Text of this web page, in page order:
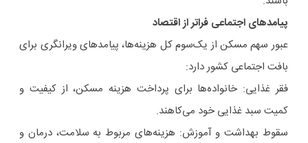
پیامدهای اجتماعی فراتر از اقتصاد
عبور سهم مسکن از یک‌سوم کل هزینه‌ها، پیامدهای ویرانگری برای
بافت اجتماعی کشور دارد:
فقر غذایی: خانواده‌ها برای پرداخت هزینه مسکن، از کیفیت و
کمیت سبد غذایی خود می‌کاهند.
سقوط بهداشت و آموزش: هزینه‌های مربوط به سلامت، درمان و